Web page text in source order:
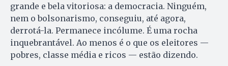
grande e bela vitoriosa: a democracia. Ninguém,
nem o bolsonarismo, conseguiu, até agora,
derrotá-la. Permanece incólume. É uma rocha
inquebrantável. Ao menos é o que os eleitores —
pobres, classe média e ricos — estão dizendo.